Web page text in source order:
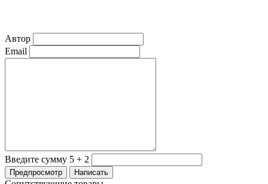
Автор
Email
Введите сумму 5 + 2